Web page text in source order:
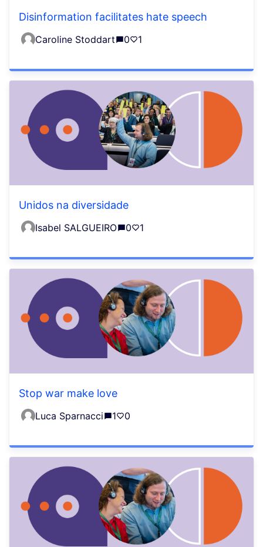
Disinformation facilitates hate speech
Caroline Stoddart 0 1
Unidos na diversidade
Isabel SALGUEIRO 0 1
Stop war make love
Luca Sparnacci 1 0